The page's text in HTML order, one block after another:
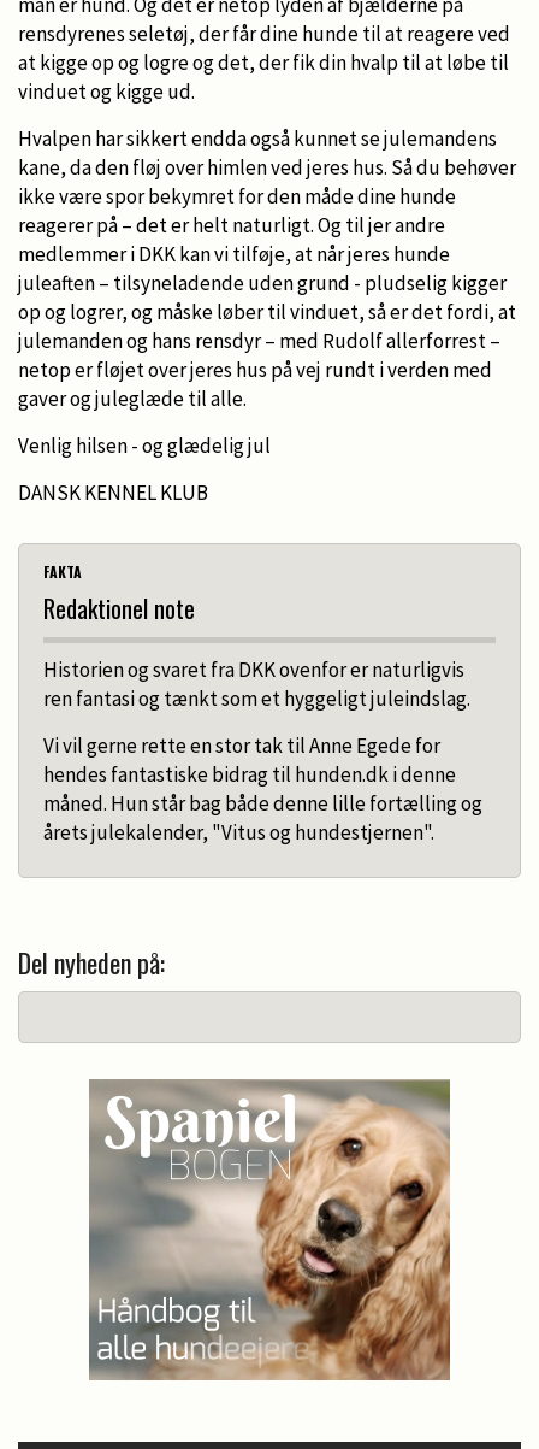
rensdyrenes seletøj, der får dine hunde til at reagere ved
at kigge op og logre og det, der fik din hvalp til at løbe til
vinduet og kigge ud.
Hvalpen har sikkert endda også kunnet se julemandens
kane, da den fløj over himlen ved jeres hus. Så du behøver
ikke være spor bekymret for den måde dine hunde
reagerer på – det er helt naturligt. Og til jer andre
medlemmer i DKK kan vi tilføje, at når jeres hunde
juleaften – tilsyneladende uden grund - pludselig kigger
op og logrer, og måske løber til vinduet, så er det fordi, at
julemanden og hans rensdyr – med Rudolf allerforrest –
netop er fløjet over jeres hus på vej rundt i verden med
gaver og juleglæde til alle.
Venlig hilsen - og glædelig jul
DANSK KENNEL KLUB
FAKTA
Redaktionel note
Historien og svaret fra DKK ovenfor er naturligvis
ren fantasi og tænkt som et hyggeligt juleindslag.
Vi vil gerne rette en stor tak til Anne Egede for
hendes fantastiske bidrag til hunden.dk i denne
måned. Hun står bag både denne lille fortælling og
årets julekalender, "Vitus og hundestjernen".
Del nyheden på: